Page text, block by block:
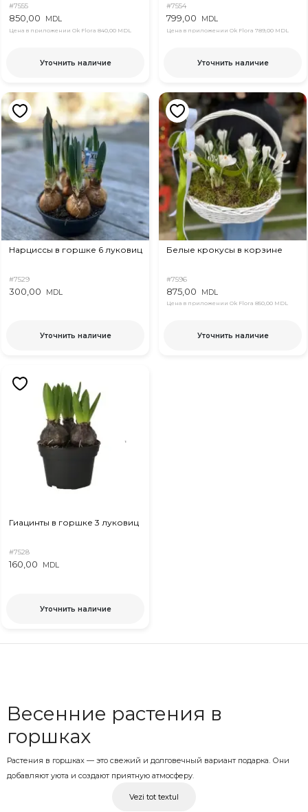
#7555
850,00 MDL
Цена в приложении Ok Flora 840,00 MDL
Уточнить наличие
#7554
799,00 MDL
Цена в приложении Ok Flora 789,00 MDL
Уточнить наличие
Нарциссы в горшке 6 луковиц
#7529
300,00 MDL
Уточнить наличие
Белые крокусы в корзине
#7596
875,00 MDL
Цена в приложении Ok Flora 850,00 MDL
Уточнить наличие
Гиацинты в горшке 3 луковиц
#7528
160,00 MDL
Уточнить наличие
Весенние растения в
горшках
Растения в горшках — это свежий и долговечный вариант подарка. Они
добавляют уюта и создают приятную атмосферу.
Растения с доставкой
Vezi tot textul